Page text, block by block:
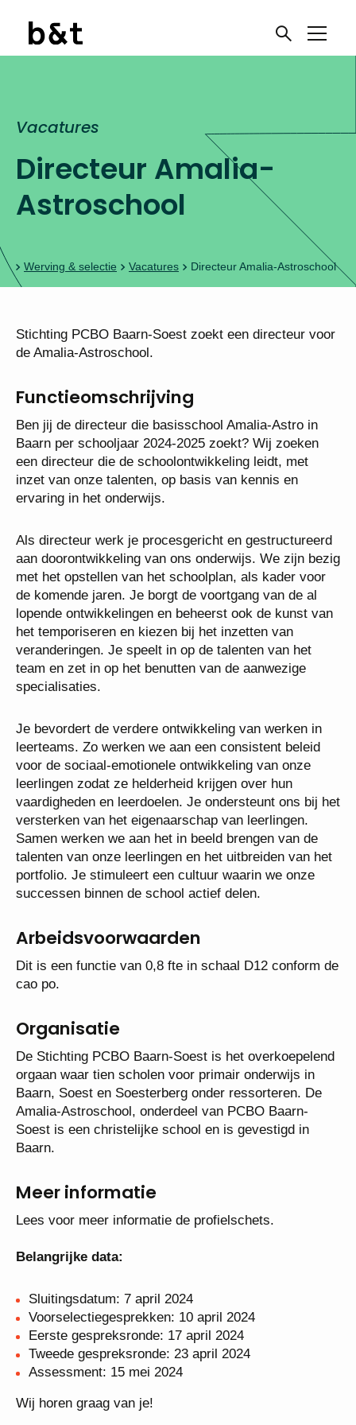
Directeur Amalia-
Astroschool
Vacatures
Werving & selectie Vacatures Directeur Amalia-Astroschool
Stichting PCBO Baarn-Soest zoekt een directeur voor
de Amalia-Astroschool.
Functieomschrijving
Ben jij de directeur die basisschool Amalia-Astro in
Baarn per schooljaar 2024-2025 zoekt? Wij zoeken
een directeur die de schoolontwikkeling leidt, met
inzet van onze talenten, op basis van kennis en
ervaring in het onderwijs.
Als directeur werk je procesgericht en gestructureerd
aan doorontwikkeling van ons onderwijs. We zijn bezig
met het opstellen van het schoolplan, als kader voor
de komende jaren. Je borgt de voortgang van de al
lopende ontwikkelingen en beheerst ook de kunst van
het temporiseren en kiezen bij het inzetten van
veranderingen. Je speelt in op de talenten van het
team en zet in op het benutten van de aanwezige
specialisaties.
Je bevordert de verdere ontwikkeling van werken in
leerteams. Zo werken we aan een consistent beleid
voor de sociaal-emotionele ontwikkeling van onze
leerlingen zodat ze helderheid krijgen over hun
vaardigheden en leerdoelen. Je ondersteunt ons bij het
versterken van het eigenaarschap van leerlingen.
Samen werken we aan het in beeld brengen van de
talenten van onze leerlingen en het uitbreiden van het
portfolio. Je stimuleert een cultuur waarin we onze
successen binnen de school actief delen.
Arbeidsvoorwaarden
Dit is een functie van 0,8 fte in schaal D12 conform de
cao po.
Organisatie
De Stichting PCBO Baarn-Soest is het overkoepelend
orgaan waar tien scholen voor primair onderwijs in
Baarn, Soest en Soesterberg onder ressorteren. De
Amalia-Astroschool, onderdeel van PCBO Baarn-
Soest is een christelijke school en is gevestigd in
Baarn.
Meer informatie
Lees voor meer informatie de profielschets.
Belangrijke data:
Sluitingsdatum: 7 april 2024
Voorselectiegesprekken: 10 april 2024
Eerste gespreksronde: 17 april 2024
Tweede gespreksronde: 23 april 2024
Assessment: 15 mei 2024
Wij horen graag van je!